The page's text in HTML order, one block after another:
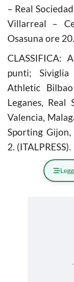
– Real
Villarreal –
Osasuna ore
CLASSIFICA:
punti;
Athletic
Leganes, Real
Valencia,
Sporting Gijon,
2. (ITALPRESS).